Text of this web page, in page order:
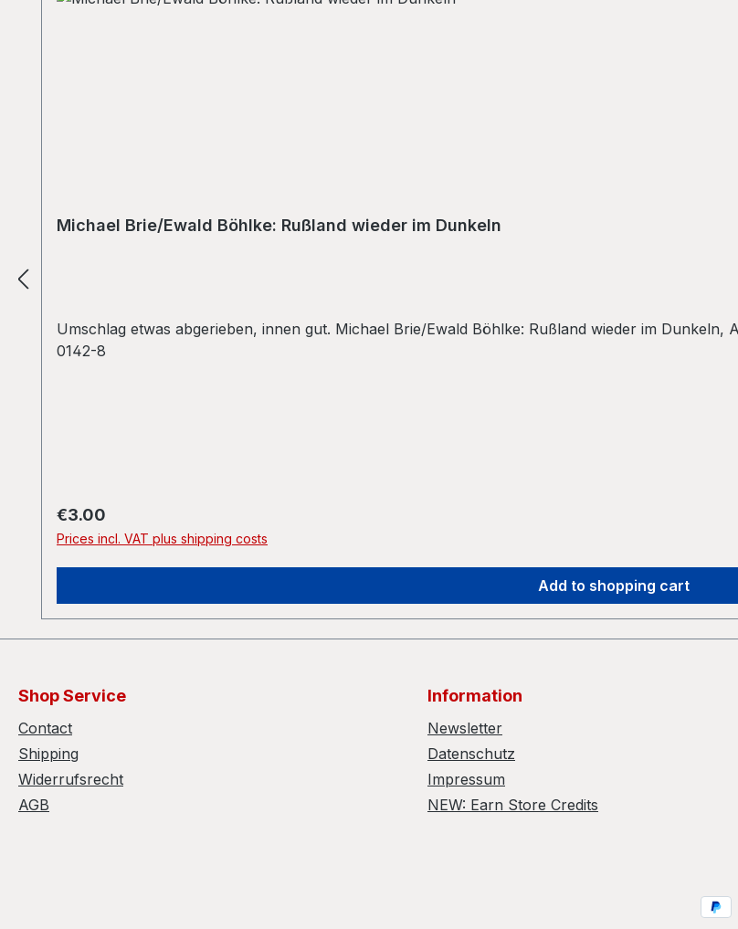
Michael Brie/Ewald Böhlke: Rußland wieder im Dunkeln
Umschlag etwas abgerieben, innen gut. Michael Brie/Ewald Böhlke: Rußland wieder im
0142-8
Regular price:
€3.00
Prices incl. VAT plus shipping costs
Add to shopping cart
Shop Service
Contact
Shipping
Widerrufsrecht
AGB
Information
Newsletter
Datenschutz
Impressum
NEW: Earn Store Credits